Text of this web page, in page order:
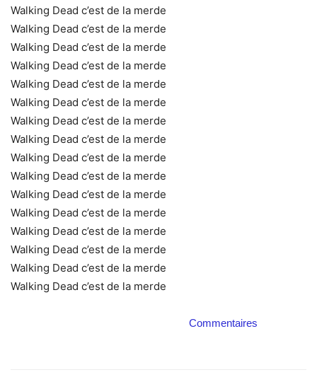
Walking Dead c’est de la merde
Walking Dead c’est de la merde
Walking Dead c’est de la merde
Walking Dead c’est de la merde
Walking Dead c’est de la merde
Walking Dead c’est de la merde
Walking Dead c’est de la merde
Walking Dead c’est de la merde
Walking Dead c’est de la merde
Walking Dead c’est de la merde
Walking Dead c’est de la merde
Walking Dead c’est de la merde
Walking Dead c’est de la merde
Walking Dead c’est de la merde
Walking Dead c’est de la merde
Walking Dead c’est de la merde
Commentaires